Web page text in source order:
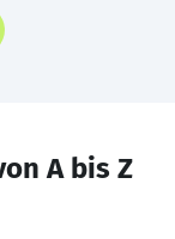
A bis Z